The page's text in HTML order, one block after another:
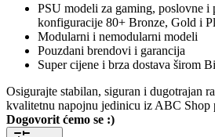
PSU modeli za gaming, poslovne i
konfiguracije 80+ Bronze, Gold i
Modularni i nemodularni modeli
Pouzdani brendovi i garancija
Super cijene i brza dostava širom
Osigurajte stabilan, siguran i dugotrajan
kvalitetnu napojnu jedinicu iz ABC Shop
Dogovorit ćemo se :)